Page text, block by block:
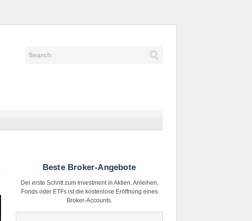
Beste Broker-Angebote
Der erste Schritt zum Investment in Aktien, Anleihen,
Fonds oder ETFs ist die kostenlose Eröffnung eines
Broker-Accounts.